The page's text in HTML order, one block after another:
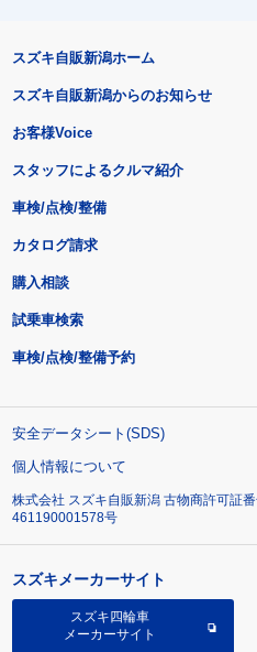
スズキ自販新潟ホーム
スズキ自販新潟からのお知らせ
お客様Voice
スタッフによるクルマ紹介
車検/点検/整備
カタログ請求
購入相談
試乗車検索
車検/点検/整備予約
安全データシート(SDS)
個人情報について
株式会社 スズキ自販新潟 古物商許可証
461190001578号
スズキメーカーサイト
スズキ四輪車
メーカーサイト